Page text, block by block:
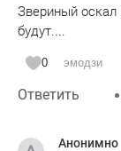
Звериный оскал
будут....
0 эмодзи
Ответить
Анонимно